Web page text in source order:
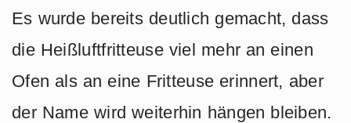
Es wurde bereits deutlich gemacht, dass
die Heißluftfritteuse viel mehr an einen
Ofen als an eine Fritteuse erinnert, aber
der Name wird weiterhin hängen bleiben.